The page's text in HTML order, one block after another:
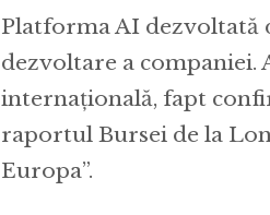
Platforma AI dezvoltată
dezvoltare a companiei.
internațională, fapt
raportul Bursei de la
Europa”.